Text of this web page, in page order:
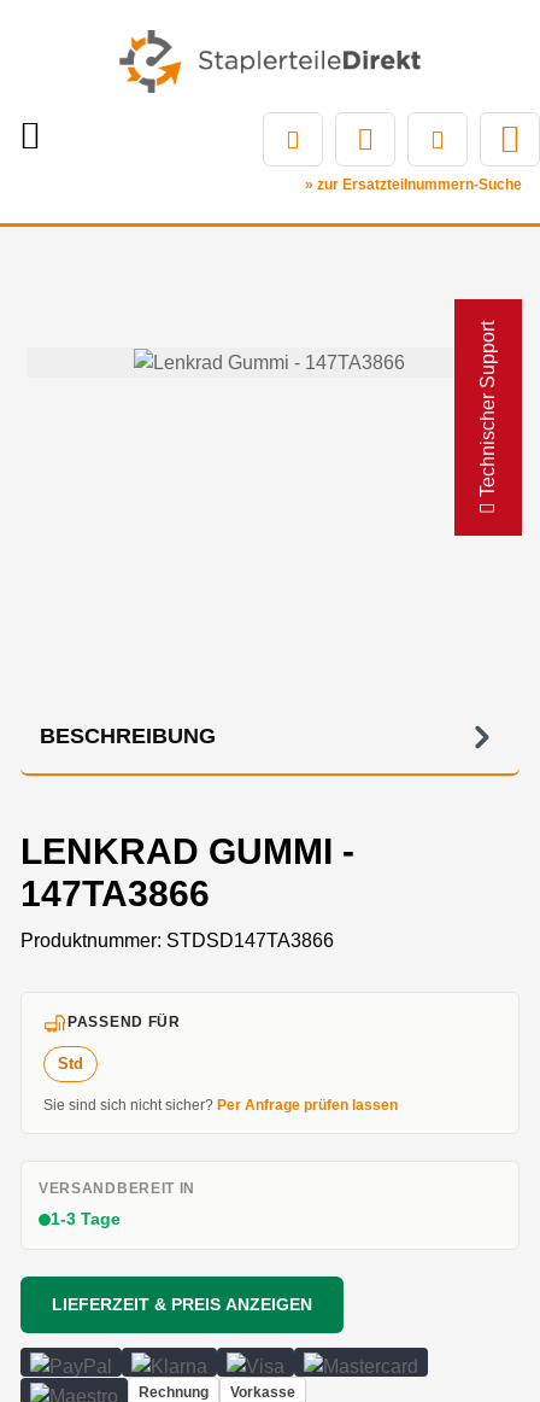
Technischer Support
» zur Ersatzteilnummern-Suche
BESCHREIBUNG
LENKRAD GUMMI -
147TA3866
Produktnummer: STDSD147TA3866
PASSEND FÜR
Std
Sie sind sich nicht sicher? Per Anfrage prüfen lassen
VERSANDBEREIT IN
1-3 Tage
LIEFERZEIT & PREIS ANZEIGEN
Rechnung Vorkasse